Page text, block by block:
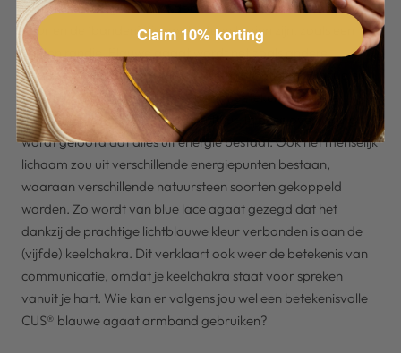
van blue lace agaat komt door de prachtige lichtblauwe
kleur en de ‘banden’ die op de steen te zien zijn, zoals een
kanten randje. Blauwe agaat wordt net zoals andere
agaatsoorten gevonden in de Verenigde Staten, Brazilië en
Uruguay. Een andere blauwe agaat betekenis heeft te
maken met de Indiase Chakra cultuur. In deze overtuiging
wordt geloofd dat alles uit energie bestaat. Ook het menselijk
lichaam zou uit verschillende energiepunten bestaan,
waaraan verschillende natuursteen soorten gekoppeld
worden. Zo wordt van blue lace agaat gezegd dat het
dankzij de prachtige lichtblauwe kleur verbonden is aan de
(vijfde) keelchakra. Dit verklaart ook weer de betekenis van
communicatie, omdat je keelchakra staat voor spreken
vanuit je hart. Wie kan er volgens jou wel een betekenisvolle
CUS® blauwe agaat armband gebruiken?
Claim 10% korting